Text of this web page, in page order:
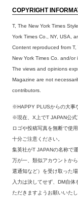
COPYRIGHT
T, The New York Times
York Times Co., NY, USA,
Content reproduced from
New York Times Co. and/or
The views and opinions
Magazine are not
contributors.
※HAPPY PLUSからの大事
※現在、X上でT JAPAN公式
ロゴや投稿写真を無断で使
十分ご注意ください。
集英社がT JAPANの名称で
万が一、類似アカウントか
選通知など）を受け取った
入力は決してせず、DM自
ただきますようお願いいたし